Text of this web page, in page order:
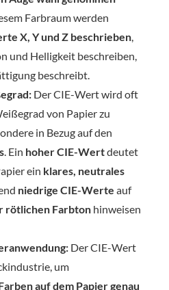
Farbraum werden
X, Y und Z beschrieben,
und Helligkeit beschreiben,
beschreibt.
Der CIE-Wert wird oft
von Papier zu
in Bezug auf den
. Ein hoher CIE-Wertdeutet
ein klares, neutrales
niedrige CIE-Werte auf
rötlichen Farbton hinweisen
Der CIE-Wert
um
auf dem Papier genau